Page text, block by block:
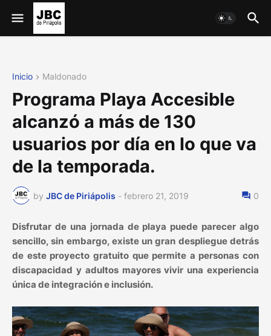
Inicio Maldonado
Programa Playa Accesible
alcanzó a más de 130
usuarios por día en lo que va
de la temporada.
by JBC de Piriápolis - febrero 21, 2019 0
Disfrutar de una jornada de playa puede parecer algo
sencillo, sin embargo, existe un gran despliegue detrás
de este proyecto gratuito que permite a personas con
discapacidad y adultos mayores vivir una experiencia
única de integración e inclusión.